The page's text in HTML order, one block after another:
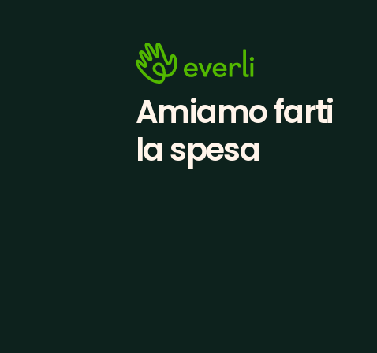
Amiamo farti
la spesa